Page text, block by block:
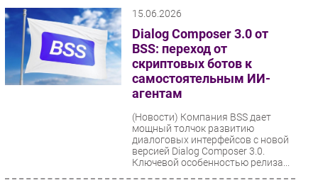
15.06.2026
Dialog Composer 3.0 от
BSS: переход от
скриптовых ботов к
самостоятельным ИИ-
агентам
(Новости) Компания BSS дает
мощный толчок развитию
диалоговых интерфейсов с новой
версией Dialog Composer 3.0.
Ключевой особенностью релиза...